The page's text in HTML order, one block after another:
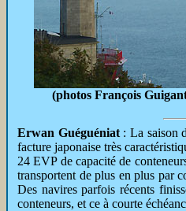
(photos François
Erwan Guéguéniat : La saison
facture japonaise très
24 EVP de capacité de
transportent de plus en plus par
Des navires parfois récents
conteneurs, et ce à courte